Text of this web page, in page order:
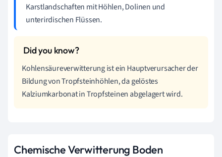
Karstlandschaften mit Höhlen, Dolinen und
unterirdischen Flüssen.
Kohlensäureverwitterung ist ein Hauptverursacher der
Bildung von Tropfsteinhöhlen, da gelöstes
Kalziumkarbonat in Tropfsteinen abgelagert wird.
Chemische Verwitterung Boden